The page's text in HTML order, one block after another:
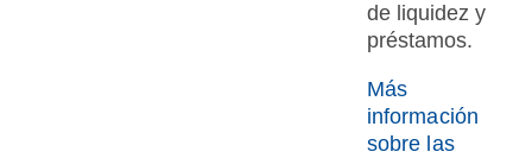
de liquidez y
préstamos.
Más
información
sobre las